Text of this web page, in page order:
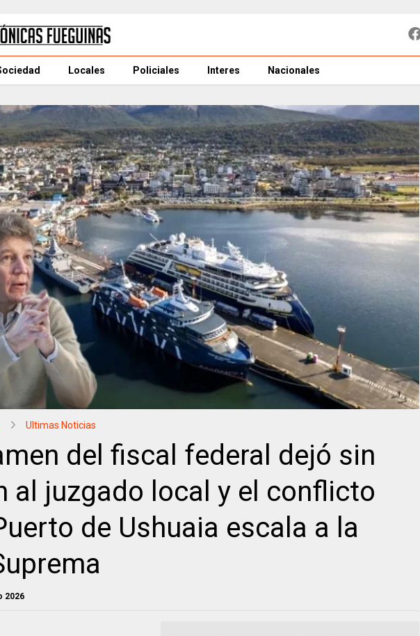
Locales Policiales Interes Nacionales
Ultimas Noticias
del fiscal federal dejó sin
al juzgado local y el conflicto
de Ushuaia escala a la
2026